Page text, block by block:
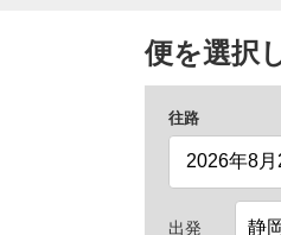
便を選択
往路
出発